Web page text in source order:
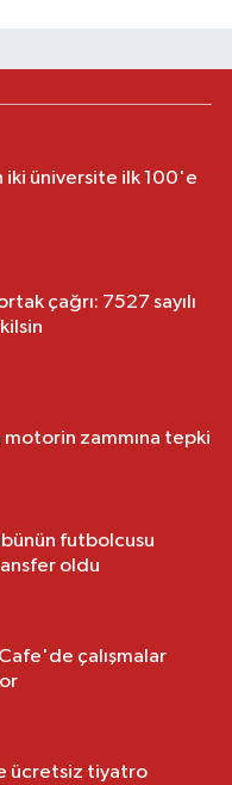
üniversite ilk 100'e
çağrı: 7527 sayılı
motorin zammına tepki
futbolcusu
oldu
çalışmalar
ücretsiz tiyatro